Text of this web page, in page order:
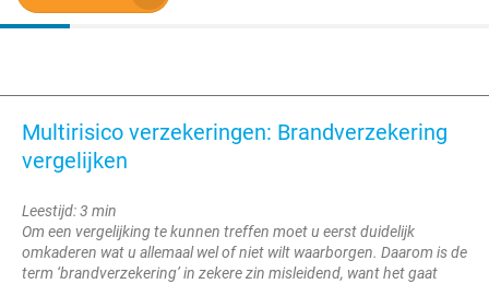
Multirisico verzekeringen: Brandverzekering
vergelijken
Leestijd: 3 min
Om een vergelijking te kunnen treffen moet u eerst duidelijk
omkaderen wat u allemaal wel of niet wilt waarborgen. Daarom is de
term ‘brandverzekering’ in zekere zin misleidend, want het gaat